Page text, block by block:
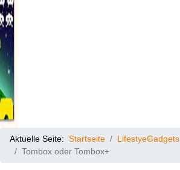
Aktuelle Seite: Startseite
LifestyeGadgets
Tombox oder Tombox+